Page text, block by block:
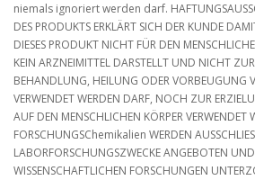
niemals ignoriert werden darf.
DES PRODUKTS ERKLÄRT SICH DER KUNDE
DIESES PRODUKT NICHT FÜR DEN
KEIN ARZNEIMITTEL DARSTELLT UND NICHT
BEHANDLUNG, HEILUNG ODER VORBEUGUNG
VERWENDET WERDEN DARF, NOCH ZUR
AUF DEN MENSCHLICHEN KÖRPER VERWENDET
FORSCHUNGSChemikalien WERDEN
LABORFORSCHUNGSZWECKE ANGEBOTEN
WISSENSCHAFTLICHEN FORSCHUNGEN